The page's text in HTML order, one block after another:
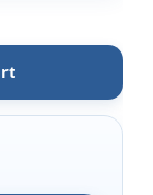
quantity